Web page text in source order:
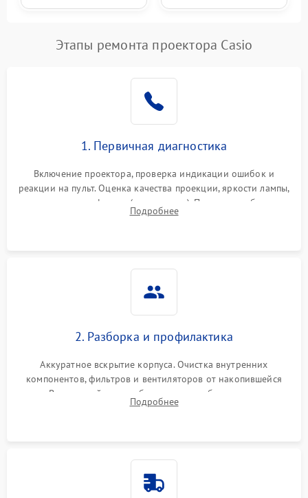
Этапы ремонта проектора Casio
1. Первичная диагностика
Включение проектора, проверка индикации ошибок и
реакции на пульт. Оценка качества проекции, яркости лампы,
наличия артефактов (точки, пятна). Проверка работы
системы охлаждения по уровню шума вентиляторов.
Подробнее
2. Разборка и профилактика
Аккуратное вскрытие корпуса. Очистка внутренних
компонентов, фильтров и вентиляторов от накопившейся
пыли. Визуальный осмотр блока питания, балласта лампы и
материнской платы на наличие прогаров или вздутых
Подробнее